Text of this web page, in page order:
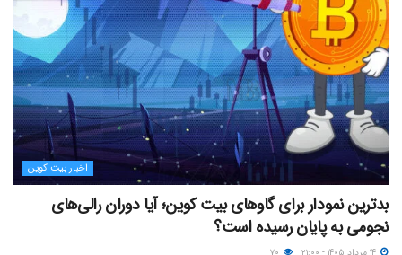
اخبار بیت کوین
بدترین نمودار برای گاوهای بیت کوین؛ آیا دوران رالی‌های
نجومی به پایان رسیده است؟